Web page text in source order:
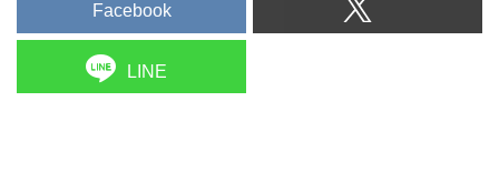
Facebook
LINE